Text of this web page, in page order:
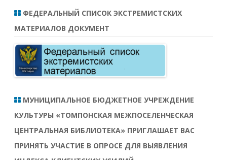
ФЕДЕРАЛЬНЫЙ СПИСОК ЭКСТРЕМИСТСКИХ
МАТЕРИАЛОВ ДОКУМЕНТ
МУНИЦИПАЛЬНОЕ БЮДЖЕТНОЕ УЧРЕЖДЕНИЕ
КУЛЬТУРЫ «ТОМПОНСКАЯ МЕЖПОСЕЛЕНЧЕСКАЯ
ЦЕНТРАЛЬНАЯ БИБЛИОТЕКА» ПРИГЛАШАЕТ ВАС
ПРИНЯТЬ УЧАСТИЕ В ОПРОСЕ ДЛЯ ВЫЯВЛЕНИЯ